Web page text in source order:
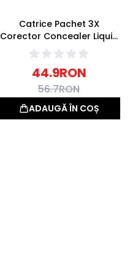
Catrice Pachet 3X
Corector Concealer Liquid
Camouflage 020 Light
Beige 5ml
44.9RON
56.7RON
ADAUGĂ ÎN COȘ